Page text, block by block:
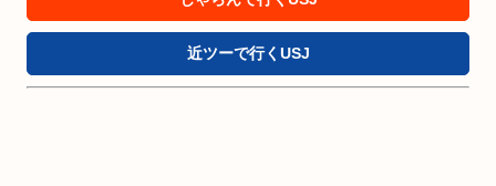
近ツーで行くUSJ